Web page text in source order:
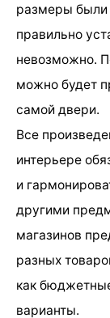
размеры были
правильно
невозможно.
можно будет
самой двери.
Все
интерьере
и
другими
магазинов
разных
как
варианты.